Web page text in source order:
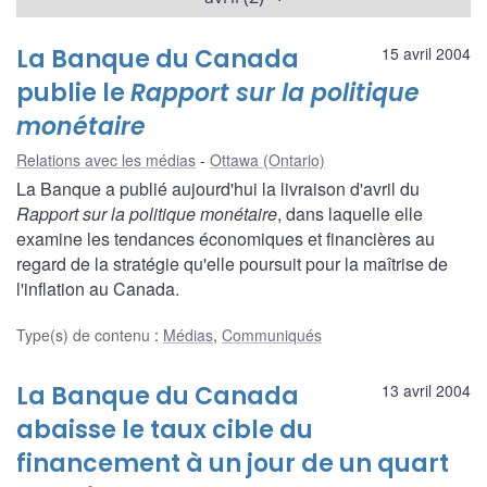
15 avril 2004
La Banque du Canada
publie leRapport sur la politique
monétaire
Relations avec les médias Ottawa (Ontario)
La Banque a publié aujourd'hui la livraison d'avril du
Rapport sur la politique monétaire, dans laquelle elle
examine les tendances économiques et financières au
regard de la stratégie qu'elle poursuit pour la maîtrise de
l'inflation au Canada.
Type(s) de contenu : Médias, Communiqués
13 avril 2004
La Banque du Canada
abaisse le taux cible du
financement à un jour de un quart